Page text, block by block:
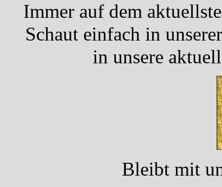
Immer auf dem
Schaut einfach in
in unsere
Bleibt mit